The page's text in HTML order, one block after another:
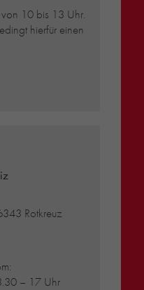
10 bis 13 Uhr.
hierfür einen
Rotkreuz
– 17 Uhr